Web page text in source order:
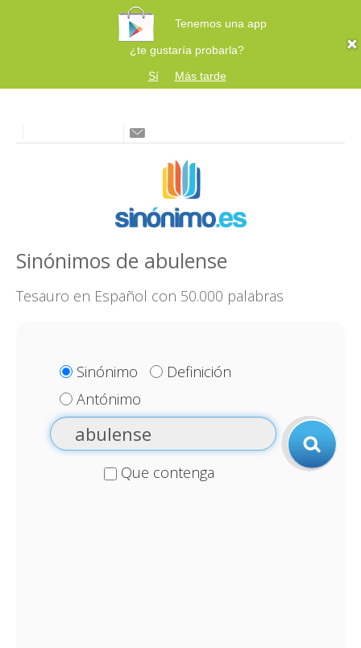
Tenemos una app
¿te gustaría probarla?
Sí
Más tarde
Sinónimos de abulense
Tesauro en Español con 50.000 palabras
Sinónimo
Definición
Antónimo
Que contenga